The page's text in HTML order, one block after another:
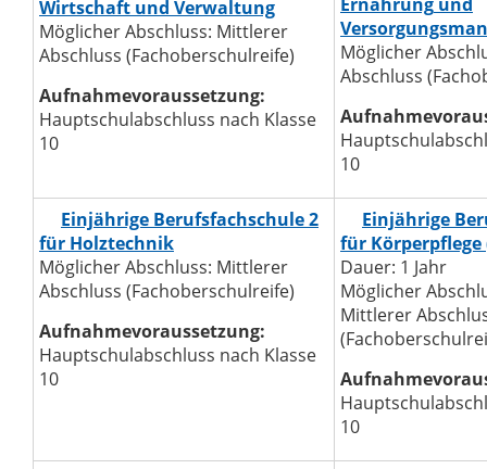
Wirtschaft und Verwaltung
Möglicher Abschluss: Mittlerer
Abschluss (Fachoberschulreife)
Aufnahmevoraussetzung:
Hauptschulabschluss nach Klasse
10
Möglicher
Abschluss
10
Einjährige Berufsfachschule 2
für Holztechnik
Möglicher Abschluss: Mittlerer
Abschluss (Fachoberschulreife)
Aufnahmevoraussetzung:
Hauptschulabschluss nach Klasse
10
Einjährige
für Körperpflege
Dauer: 1 Jahr
Möglicher
Mittlerer
10